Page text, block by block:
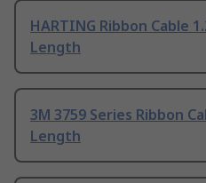
HARTING Ribbon Cable
Length
3M 3759 Series Ribbon
Length